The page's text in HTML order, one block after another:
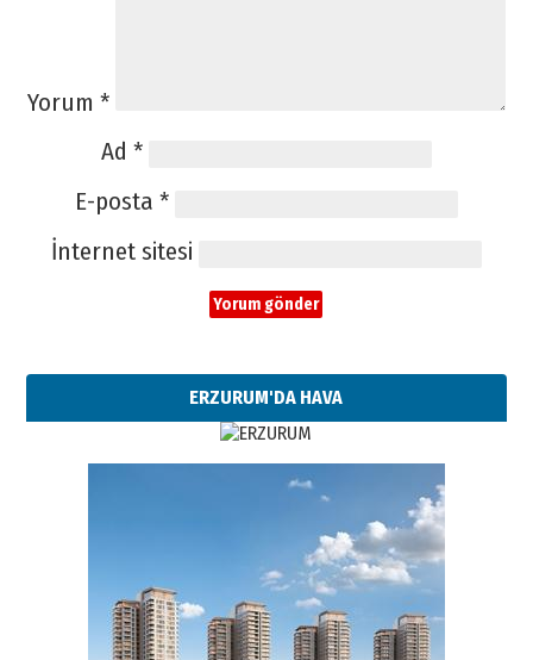
Yorum *
Ad *
E-posta *
İnternet sitesi
ERZURUM'DA HAVA
Esat BİNDESEN